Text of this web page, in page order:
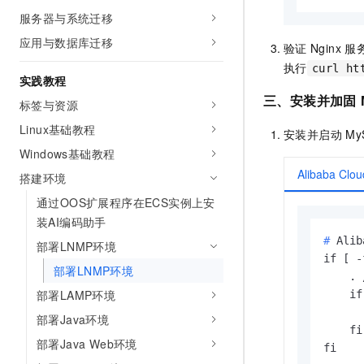
服务器与系统迁移
应用与数据库迁移
实践教程
标签与资源
Linux基础教程
Windows基础教程
搭建环境
通过OOS扩展程序在ECS实例上安
装AI编码助手
部署LNMP环境
部署LNMP环境
部署LAMP环境
部署Java环境
部署Java Web环境
验证 Nginx 服
执行 curl
三、安装并加固
安装并启动
Alibaba
#
if [ -f
.
    fi